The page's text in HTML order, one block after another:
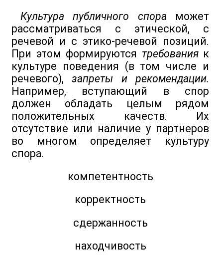
Культура публичного спора может
рассматриваться с этической, с
речевой и с этико-речевой позиций.
При этом формируются требованияк
культуре поведения (в том числе и
речевого),запреты и рекомендации.
Например, вступающий в спор
должен обладать целым рядом
положительных качеств. Их
отсутствие или наличие у партнеров
во многом определяет культуру
спора.
компетентность
корректность
сдержанность
находчивость